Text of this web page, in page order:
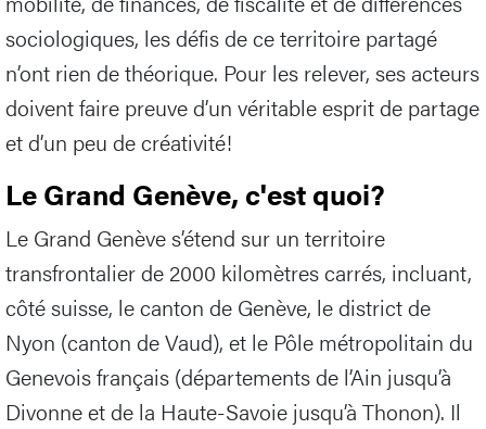
sociologiques, les défis de ce territoire partagé
n’ont rien de théorique. Pour les relever, ses acteurs
doivent faire preuve d’un véritable esprit de partage
et d’un peu de créativité!
Le Grand Genève, c'est quoi?
Le Grand Genève s’étend sur un territoire
transfrontalier de 2000 kilomètres carrés, incluant,
côté suisse, le canton de Genève, le district de
Nyon (canton de Vaud), et le Pôle métropolitain du
Genevois français (départements de l’Ain jusqu’à
Divonne et de la Haute-Savoie jusqu’à Thonon). Il